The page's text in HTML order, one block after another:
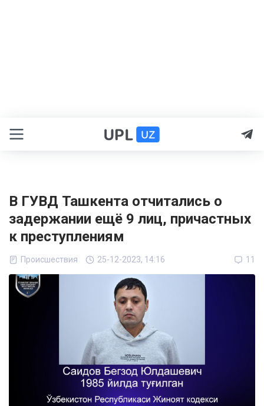
В ГУВД Ташкента отчитались о
задержании ещё 9 лиц, причастных
к преступлениям
Происшествия 25-12-2023, 14:16 11